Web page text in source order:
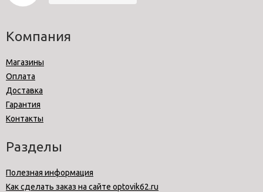
Компания
Магазины
Оплата
Доставка
Гарантия
Контакты
Разделы
Полезная информация
Как сделать заказ на сайте optovik62.ru